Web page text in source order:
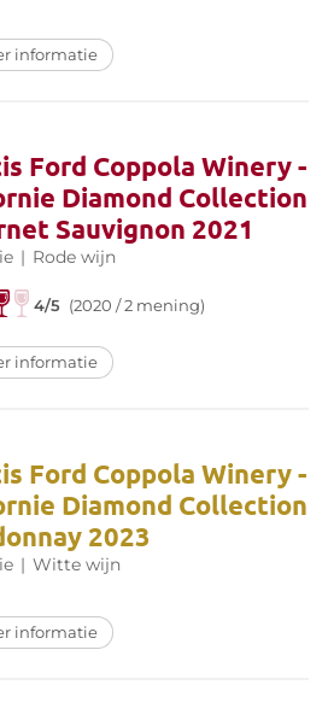
informatie
Ford Coppola Winery -
Diamond Collection
Sauvignon 2021
| Rode wijn
4/5 (2020 / 2 mening)
informatie
Ford Coppola Winery -
Diamond Collection
2023
| Witte wijn
informatie